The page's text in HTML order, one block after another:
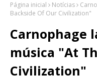
Página inicial Notícias
Backside Of Our Civilization"
Carnophage
música "At
Civilization"